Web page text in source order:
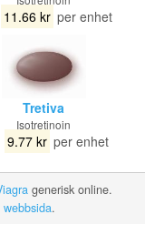
11.66 kr per enhet
Tretiva
Isotretinoin
9.77 kr per enhet
generisk online.
.